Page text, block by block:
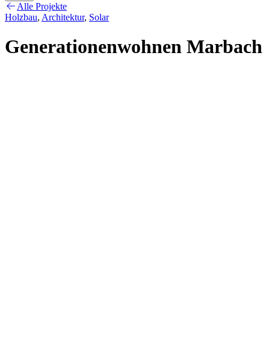
Alle Projekte
Holzbau, Architektur, Solar
Generationenwohnen Marbach